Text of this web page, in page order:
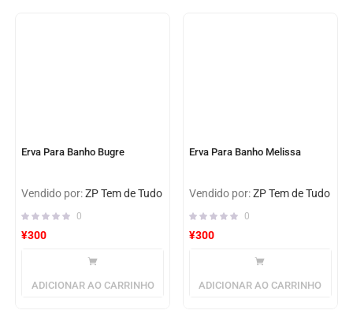
Erva Para Banho Bugre
Vendido por:ZP Tem de Tudo
0
¥300
ADICIONAR AO CARRINHO
Erva Para Banho Melissa
Vendido por:ZP Tem de Tudo
0
¥300
ADICIONAR AO CARRINHO